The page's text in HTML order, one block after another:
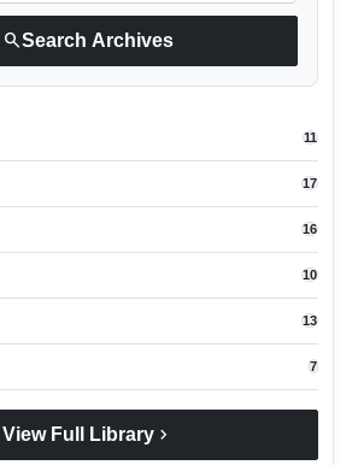
searchSearch Archives
11
17
16
10
13
7
View Full Library chevron_right